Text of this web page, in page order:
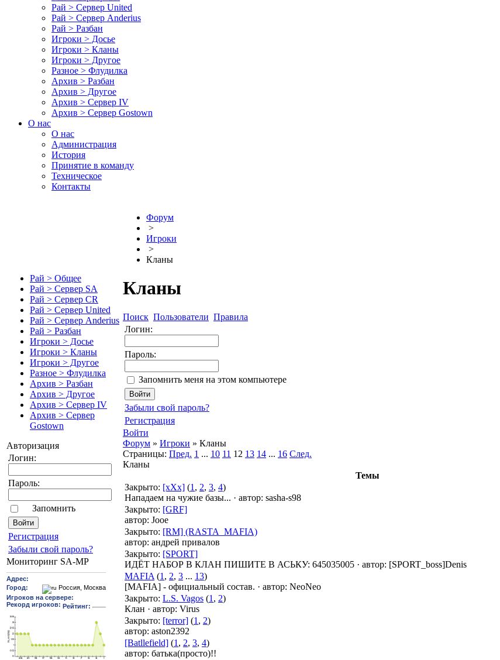
Рай > Сервер United
Рай > Сервер Anderius
Рай > Разбан
Игроки > Досье
Игроки > Кланы
Игроки > Другое
Разное > Флудилка
Архив > Разбан
Архив > Другое
Архив > Сервер IV
Архив > Сервер Gostown
О нас
О нас
Администрация
История
Принятие в команду
Техническое
Контакты
Рай > Общее
Рай > Сервер SA
Рай > Сервер CR
Рай > Сервер United
Рай > Сервер Anderius
Рай > Разбан
Игроки > Досье
Игроки > Кланы
Игроки > Другое
Разное > Флудилка
Архив > Разбан
Архив > Другое
Архив > Сервер IV
Архив > Сервер
Gostown
Авторизация
Логин:
Пароль:
Запомнить
Pегиcтрaция
Забыли свой пароль?
Мониторинг SA-MP
Форум
>
Игроки
>
Кланы
Кланы
Поиск Пользователи Правила
Логин:
Пароль:
Запомнить меня на этом компьютере
Забыли свой пароль?
Регистрация
Войти
Форум » Игроки » Кланы
Страницы: Пред. 1 ... 10 11 12 13 14 ... 16 След.
Кланы
Темы
Закрыто: [xXx] (1 , 2, 3, 4)
Нападаем на чужие базы... · автор: sasha-s98
Закрыто: [GRF]
автор: Jooe
Закрыто: [RM] (RASTA_MAFIA)
автор: андрей привалов
Закрыто: [SPORT]
ИДЁТ НАБОР В КЛАН ПИШИТЕ В АСЬКУ: 645035005 · автор: [SPORT_boss]Denis
MAFIA (1 , 2, 3 ... 13)
[MAFIA] - официальный состав. · автор: NeoNeo
Закрыто: L.S. Vagos (1 , 2)
Клан · автор: Virus
Закрыто: [terror] (1 , 2)
автор: aston2392
[Batllefield] (1 , 2, 3, 4)
автор: батька(просто)!!